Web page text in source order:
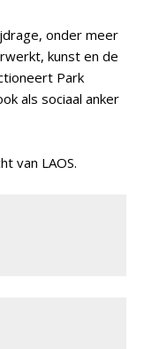
onder meer
kunst en de
Park
als sociaal anker
van LAOS.